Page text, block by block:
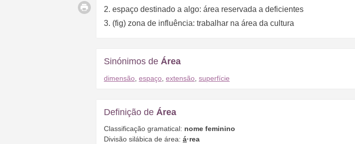
2. espaço destinado a algo: área reservada a deficientes
3. (fig) zona de influência: trabalhar na área da cultura
Sinónimos de Área
dimensão espaço extensão superfície
Definição de Área
Classificação gramatical: nome feminino
Divisão silábica de área: á·rea